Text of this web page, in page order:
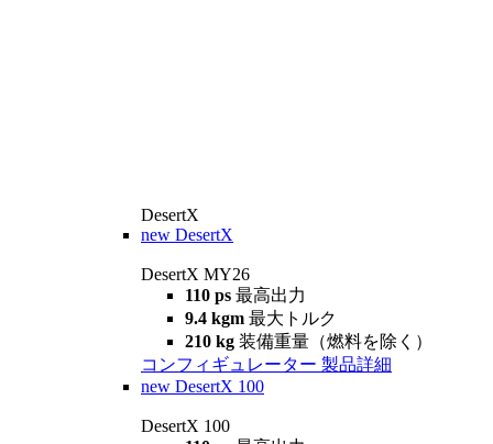
DesertX
new DesertX
DesertX MY26
110 ps 最高出力
9.4 kgm 最大トルク
210 kg 装備重量（燃料を除く）
コンフィギュレーター 製品詳細
new DesertX 100
DesertX 100